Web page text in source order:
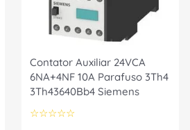
Contator Auxiliar 24VCA
6NA+4NF 10A Parafuso 3Th4
3Th43640Bb4 Siemens
☆☆☆☆☆